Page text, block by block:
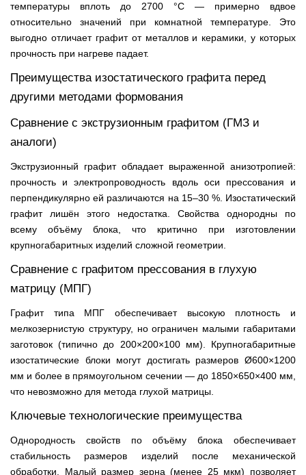
температуры вплоть до 2700 °C — примерно вдвое
относительно значений при комнатной температуре. Это
выгодно отличает графит от металлов и керамики, у которых
прочность при нагреве падает.
Преимущества изостатического графита перед
другими методами формования
Сравнение с экструзионным графитом (ГМЗ и
аналоги)
Экструзионный графит обладает выраженной анизотропией:
прочность и электропроводность вдоль оси прессования и
перпендикулярно ей различаются на 15–30 %. Изостатический
графит лишён этого недостатка. Свойства однородны по
всему объёму блока, что критично при изготовлении
крупногабаритных изделий сложной геометрии.
Сравнение с графитом прессования в глухую
матрицу (МПГ)
Графит типа МПГ обеспечивает высокую плотность и
мелкозернистую структуру, но ограничен малыми габаритами
заготовок (типично до 200×200×100 мм). Крупногабаритные
изостатические блоки могут достигать размеров Ø600×1200
мм и более в прямоугольном сечении — до 1850×650×400 мм,
что невозможно для метода глухой матрицы.
Ключевые технологические преимущества
Однородность свойств по объёму блока обеспечивает
стабильность размеров изделий после механической
обработки. Малый размер зерна (менее 25 мкм) позволяет